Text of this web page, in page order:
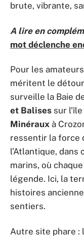
brute, vibrante,
A lire en
mot déclenche
Pour les
méritent le
surveille la Baie
et Balises sur
Minéraux à
ressentir la force
l’Atlantique, dans
marins, où
légende. Ici, la
histoires
sentiers.
Autre site phare :